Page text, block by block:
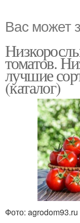
Вас может
томатов.
лучшие
(каталог)
Фото: agrodom93.ru